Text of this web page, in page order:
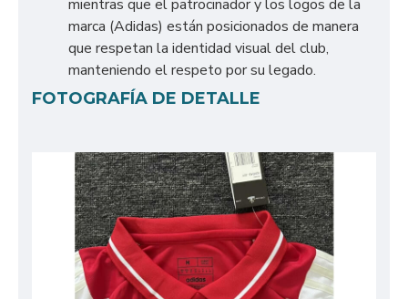
mientras que el patrocinador y los logos de la
marca (Adidas) están posicionados de manera
que respetan la identidad visual del club,
manteniendo el respeto por su legado.
FOTOGRAFÍA DE DETALLE